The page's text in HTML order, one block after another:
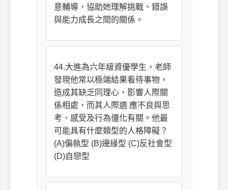
意輔導，協助她理解挑戰、錯誤
與能力成長之間的關係。
44.大進為六年級資優學生，老師
發現他常以極端結果看待事物，
造成其缺乏同理心，影響人際關
係相處，而其人際適 應不良與思
考、感受及行為僵化有關。他最
可能具有什麼類型的人格障礙？
(A)偏執型 (B)邊緣型 (C)反社會型
(D)自戀型